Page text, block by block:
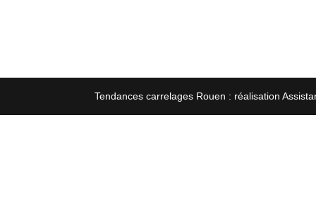
Tendances carrelages Rouen : réalisation